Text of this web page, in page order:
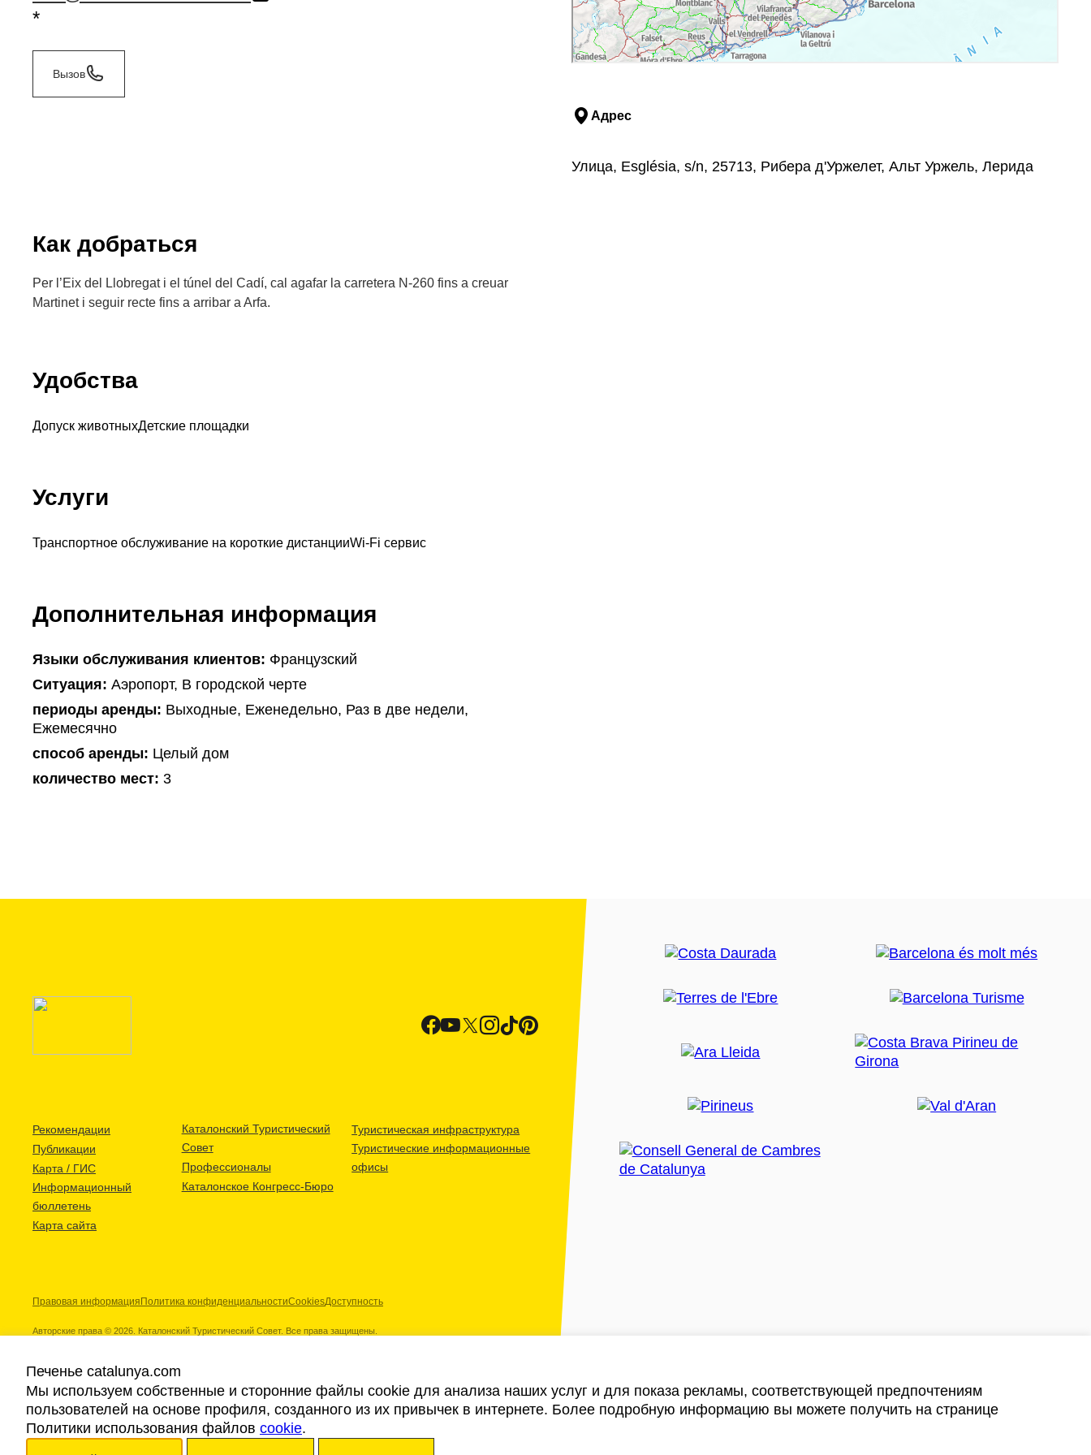
*
Вызов
Адрес
Улица, Església, s/n, 25713, Рибера д'Уржелет, Альт Уржель, Лерида
Как добраться
Per l’Eix del Llobregat i el túnel del Cadí, cal agafar la carretera N-260 fins a creuar
Martinet i seguir recte fins a arribar a Arfa.
Удобства
Допуск животныхДетские площадки
Услуги
Транспортное обслуживание на короткие дистанцииWi-Fi сервис
Дополнительная информация
Языки обслуживания клиентов: Французский
Ситуация: Аэропорт, В городской черте
периоды аренды: Выходные, Еженедельно, Раз в две недели,
Ежемесячно
способ аренды: Целый дом
количество мест: 3
Рекомендации
Публикации
Карта / ГИС
Информационный
бюллетень
Карта сайта
Каталонский Туристический
Совет
Профессионалы
Каталонское Конгресс-Бюро
Туристическая инфраструктура
Туристические информационные
офисы
Правовая информация Политика конфиденциальностиCookiesДоступность
Авторские права © 2026. Каталонский Туристический Совет. Все права защищены.
Наши партнеры
Печенье catalunya.com
Мы используем собственные и сторонние файлы cookie для анализа наших услуг и для показа рекламы, соответствующей предпочтениям
пользователей на основе профиля, созданного из их привычек в интернете. Более подробную информацию вы можете получить на странице
Политики использования файлов cookie.